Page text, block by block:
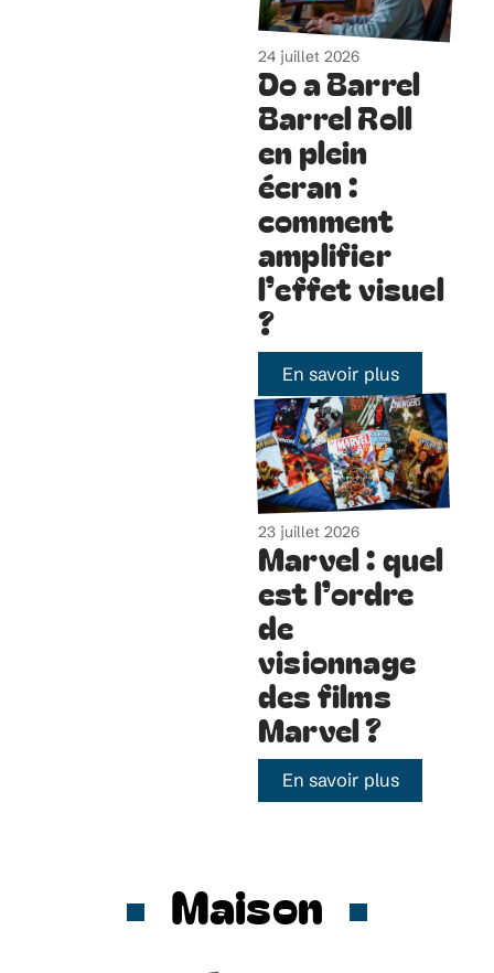
24 juillet 2026
Do a Barrel
Barrel Roll
en plein
écran :
comment
amplifier
l’effet visuel
?
En savoir plus
23 juillet 2026
Marvel : quel
est l’ordre
de
visionnage
des films
Marvel ?
En savoir plus
Maison